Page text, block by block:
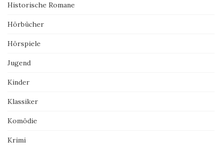
Historische Romane
Hörbücher
Hörspiele
Jugend
Kinder
Klassiker
Komödie
Krimi